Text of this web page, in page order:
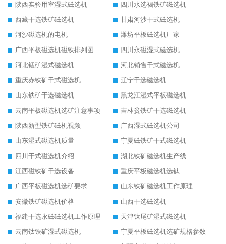
陕西实验用室湿式磁选机
四川水选褐铁矿磁选机
西藏干选铁矿磁选机
甘肃河沙干式磁选机
河沙磁选机的电机
潍坊平板磁选机厂家
广西平板磁选机磁铁排列图
四川永磁湿式磁选机
河北锰矿湿式磁选机
河北销售干式磁选机
重庆赤铁矿干式磁选机
辽宁干选磁选机
山东铁矿干选磁选机
黑龙江湿式平板磁选机
云南平板磁选机选矿注意事项
吉林贫铁矿干选磁选机
陕西新型铁矿磁机视频
广西湿式磁选机公司
山东湿式磁选机质量
宁夏磁铁矿干式磁选机
四川干式磁选机介绍
湖北铁矿磁选机生产线
江西磁铁矿干选设备
重庆平板磁选机选钛
广西平板磁选机选矿要求
山东铁矿磁选机工作原理
安徽铁矿磁选机价格
山西干选磁选机
福建干选永磁磁选机工作原理
天津钛尾矿湿式磁选机
云南钛铁矿湿式磁选机
宁夏平板磁选机选矿规格参数